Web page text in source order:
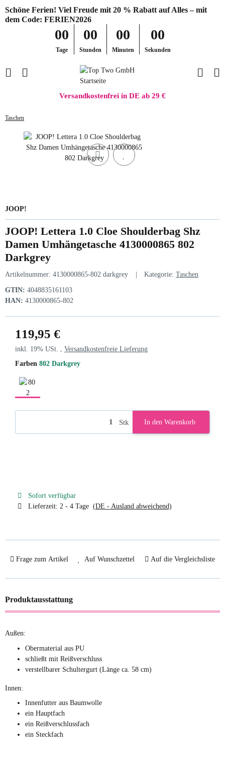
Schöne Ferien! Viel Freude mit 20 % Rabatt auf Alles – mit
dem Code: FERIEN2026
00
Tage
00
Stunden
00
Minuten
00
Sekunden
Versandkostenfrei in DE ab 29 €
Taschen
JOOP!
JOOP! Lettera 1.0 Cloe Shoulderbag Shz
Damen Umhängetasche 4130000865 802
Darkgrey
Artikelnummer: 4130000865-802 darkgrey Kategorie: Taschen
GTIN: 4048835161103
HAN: 4130000865-802
119,95 €
inkl. 19% USt. , Versandkostenfreie Lieferung
Farben 802 Darkgrey
Stk In den Warenkorb
Sofort verfügbar
Lieferzeit: 2 - 4 Tage (DE - Ausland abweichend)
Frage zum Artikel Auf Wunschzettel Auf die Vergleichsliste
Produktausstattung
Außen:
Obermaterial aus PU
schließt mit Reißverschluss
verstellbarer Schultergurt (Länge ca. 58 cm)
Innen:
Innenfutter aus Baumwolle
ein Hauptfach
ein Reißverschlussfach
ein Steckfach